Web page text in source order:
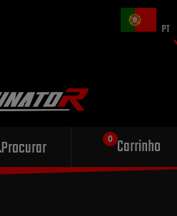
PT
Procurar Carrinho
Escape esportivo
para sua motocicleta